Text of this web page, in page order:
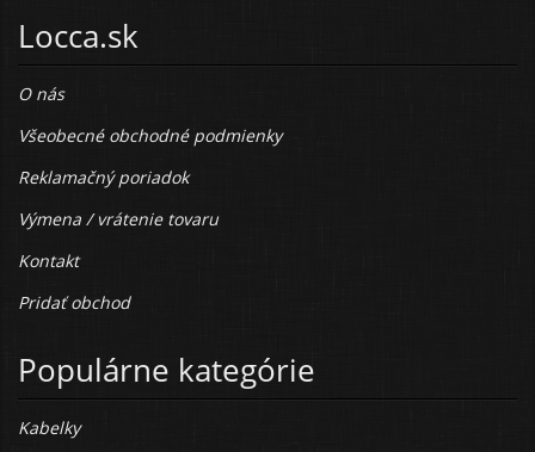
Locca.sk
O nás
Všeobecné obchodné podmienky
Reklamačný poriadok
Výmena / vrátenie tovaru
Kontakt
Pridať obchod
Populárne kategórie
Kabelky